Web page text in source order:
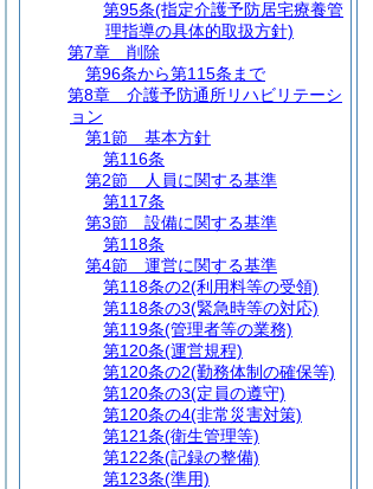
第95条(指定介護予防居宅療養管
理指導の具体的取扱方針)
第7章
削除
第96条から第115条まで
第8章
介護予防通所リハビリテーシ
ョン
第1節
基本方針
第116条
第2節
人員に関する基準
第117条
第3節
設備に関する基準
第118条
第4節
運営に関する基準
第118条の2(利用料等の受領)
第118条の3(緊急時等の対応)
第119条(管理者等の業務)
第120条(運営規程)
第120条の2(勤務体制の確保等)
第120条の3(定員の遵守)
第120条の4(非常災害対策)
第121条(衛生管理等)
第122条(記録の整備)
第123条(準用)